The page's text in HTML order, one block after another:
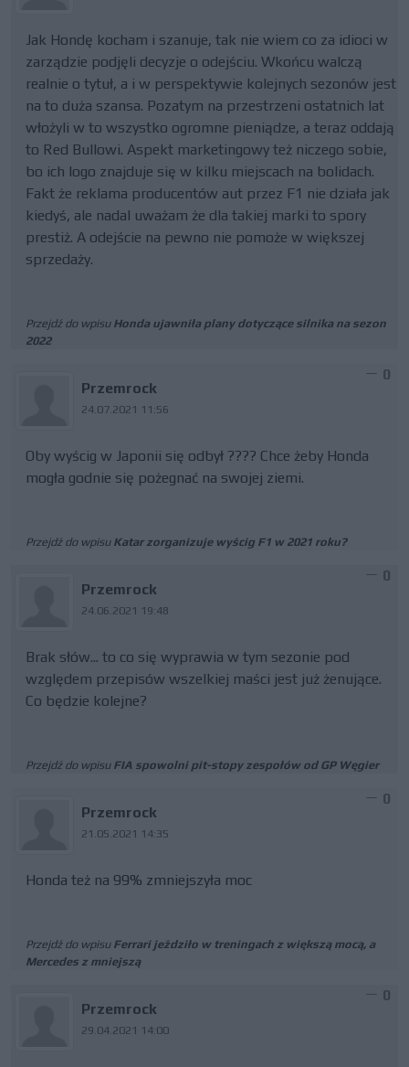
Jak Hondę kocham i szanuje, tak nie wiem co za idioci w
zarządzie podjęli decyzje o odejściu. Wkońcu walczą
realnie o tytuł, a i w perspektywie kolejnych sezonów jest
na to duża szansa. Pozatym na przestrzeni ostatnich lat
włożyli w to wszystko ogromne pieniądze, a teraz oddają
to Red Bullowi. Aspekt marketingowy też niczego sobie,
bo ich logo znajduje się w kilku miejscach na bolidach.
Fakt że reklama producentów aut przez F1 nie działa jak
kiedyś, ale nadal uważam że dla takiej marki to spory
prestiż. A odejście na pewno nie pomoże w większej
sprzedaży.
Przejdź do wpisu Honda ujawniła plany dotyczące silnika na sezon
2022
Przemrock
24.07.2021 11:56
0
Oby wyścig w Japonii się odbył ???? Chce żeby Honda
mogła godnie się pożegnać na swojej ziemi.
Przejdź do wpisu Katar zorganizuje wyścig F1 w 2021 roku?
Przemrock
24.06.2021 19:48
0
Brak słów... to co się wyprawia w tym sezonie pod
względem przepisów wszelkiej maści jest już żenujące.
Co będzie kolejne?
Przejdź do wpisu FIA spowolni pit-stopy zespołów od GP Węgier
Przemrock
21.05.2021 14:35
0
Honda też na 99% zmniejszyła moc
Przejdź do wpisu Ferrari jeździło w treningach z większą mocą, a
Mercedes z mniejszą
Przemrock
29.04.2021 14:00
0